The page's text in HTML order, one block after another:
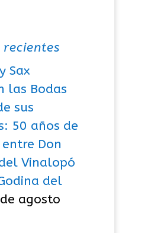
Sax
las Bodas
sus
50 años de
Don
Vinalopó
del
agosto